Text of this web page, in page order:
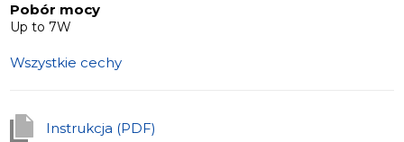
Pobór mocy
Up to 7W
Wszystkie cechy
Instrukcja (PDF)